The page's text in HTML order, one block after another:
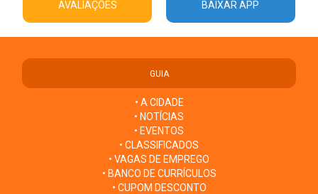
AVALIAÇÕES BAIXAR APP
GUIA
• A CIDADE
• NOTÍCIAS
• EVENTOS
• CLASSIFICADOS
• VAGAS DE EMPREGO
• BANCO DE CURRÍCULOS
• CUPOM DESCONTO